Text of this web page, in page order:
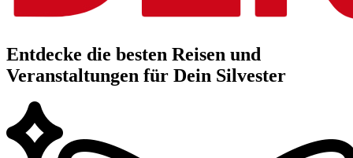
Entdecke die besten Reisen und
Veranstaltungen für Dein Silvester